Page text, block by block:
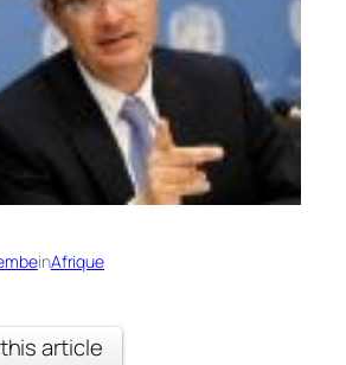
inAfrique
article